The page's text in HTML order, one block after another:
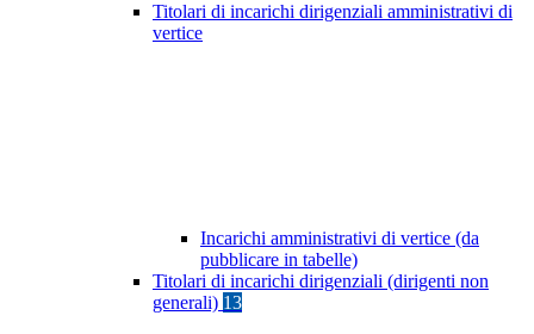
Titolari di incarichi dirigenziali amministrativi di
vertice
Incarichi amministrativi di vertice (da
pubblicare in tabelle)
Titolari di incarichi dirigenziali (dirigenti non
generali) 13